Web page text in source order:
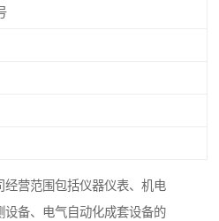
营范围包括仪器仪表、机电
备、电气自动化成套设备的